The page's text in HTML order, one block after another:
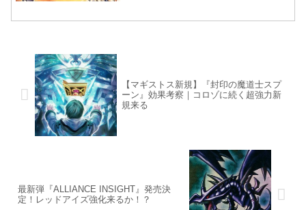
【マギストス新規】『封印の魔道士スプ
ーン』効果考察｜コロゾに続く超強力新
規来る
最新弾『ALLIANCE INSIGHT』発売決
定！レッドアイズ強化来るか！？